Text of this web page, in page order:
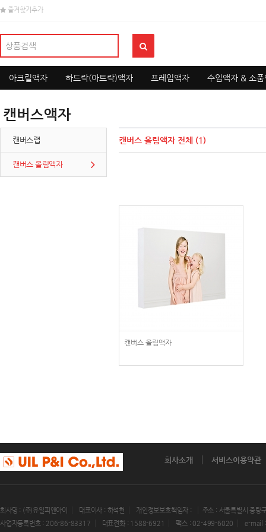
즐겨찾기추가
아크릴액자 하드락(아트락)액자 프레임액자 수입액자 & 소품
캔버스액자
캔버스랩
캔버스 올림액자
캔버스 올림액자 전체 (1)
캔버스 올림액자
회사소개 서비스이용약관
회사명 : (주)유일피앤아이 대표이사 : 하석현 개인정보보호책임자 :
주소 : 서울특별시 중
사업자등록번호 : 206-86-83317
대표전화 : 1588-6921 팩스 : 02-499-6020
e-mail